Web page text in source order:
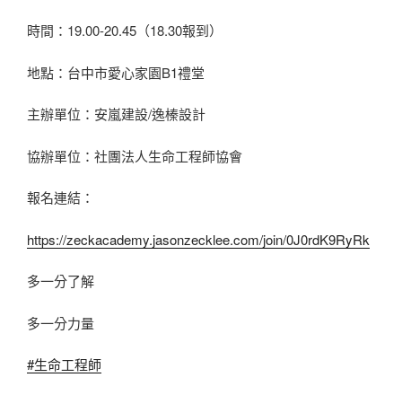
時間：19.00-20.45（18.30報到）
地點：台中市愛心家園B1禮堂
主辦單位：安嵐建設/逸榛設計
協辦單位：社團法人生命工程師協會
報名連結：
https://zeckacademy.jasonzecklee.com/join/0J0rdK9RyRk
多一分了解
多一分力量
#生命工程師